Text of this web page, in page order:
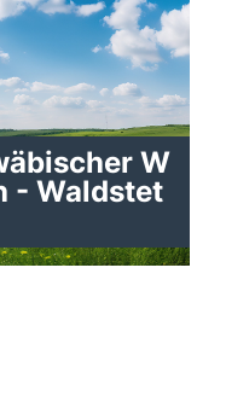
W
- Waldstet